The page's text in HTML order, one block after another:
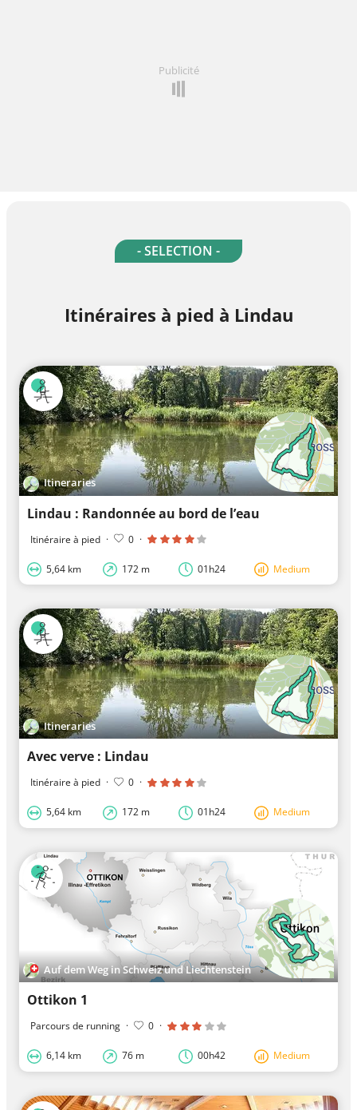
Publicité
- SELECTION -
Itinéraires à pied à Lindau
Itineraries
Lindau : Randonnée au bord de l’eau
Itinéraire à pied · 0 ·
5,64 km 172 m 01h24 Medium
Itineraries
Avec verve : Lindau
Itinéraire à pied · 0 ·
5,64 km 172 m 01h24 Medium
Auf dem Weg in Schweiz und Liechtenstein
Ottikon 1
Parcours de running · 0 ·
6,14 km 76 m 00h42 Medium